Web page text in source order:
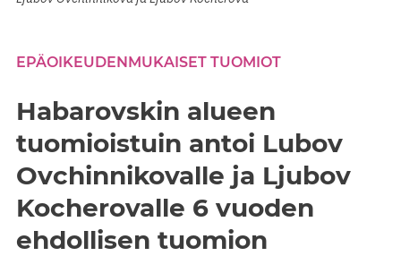
EPÄOIKEUDENMUKAISET TUOMIOT
Habarovskin alueen
tuomioistuin antoi Lubov
Ovchinnikovalle ja Ljubov
Kocherovalle 6 vuoden
ehdollisen tuomion